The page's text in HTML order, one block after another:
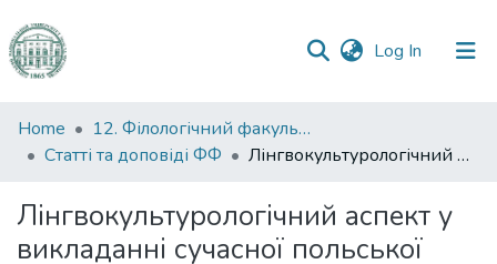
Log In (current)
Communities
&
All of DSpace
Home
12. Філологічний факультет
Статті та доповіді ФФ
Лінгвокультурологічний аспект у викладанні сучасної польської мови
Лінгвокультурологічний аспект у
викладанні сучасної польської